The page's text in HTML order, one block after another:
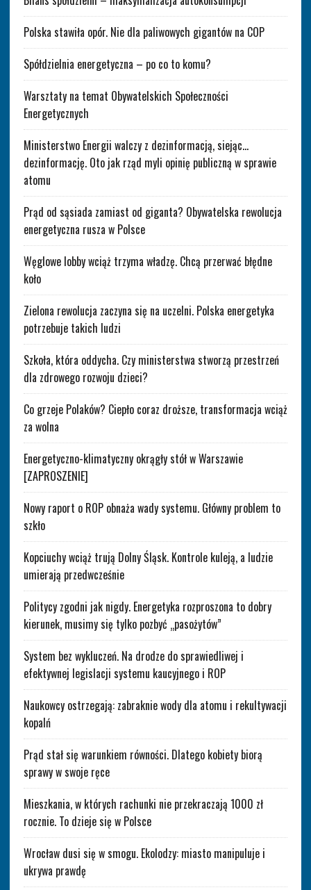
Polska stawiła opór. Nie dla paliwowych gigantów na COP
Spółdzielnia energetyczna – po co to komu?
Warsztaty na temat Obywatelskich Społeczności
Energetycznych
Ministerstwo Energii walczy z dezinformacją, siejąc…
dezinformację. Oto jak rząd myli opinię publiczną w sprawie
atomu
Prąd od sąsiada zamiast od giganta? Obywatelska rewolucja
energetyczna rusza w Polsce
Węglowe lobby wciąż trzyma władzę. Chcą przerwać błędne
koło
Zielona rewolucja zaczyna się na uczelni. Polska energetyka
potrzebuje takich ludzi
Szkoła, która oddycha. Czy ministerstwa stworzą przestrzeń
dla zdrowego rozwoju dzieci?
Co grzeje Polaków? Ciepło coraz droższe, transformacja wciąż
za wolna
Energetyczno-klimatyczny okrągły stół w Warszawie
[ZAPROSZENIE]
Nowy raport o ROP obnaża wady systemu. Główny problem to
szkło
Kopciuchy wciąż trują Dolny Śląsk. Kontrole kuleją, a ludzie
umierają przedwcześnie
Politycy zgodni jak nigdy. Energetyka rozproszona to dobry
kierunek, musimy się tylko pozbyć „pasożytów”
System bez wykluczeń. Na drodze do sprawiedliwej i
efektywnej legislacji systemu kaucyjnego i ROP
Naukowcy ostrzegają: zabraknie wody dla atomu i rekultywacji
kopalń
Prąd stał się warunkiem równości. Dlatego kobiety biorą
sprawy w swoje ręce
Mieszkania, w których rachunki nie przekraczają 1000 zł
rocznie. To dzieje się w Polsce
Wrocław dusi się w smogu. Ekolodzy: miasto manipuluje i
ukrywa prawdę